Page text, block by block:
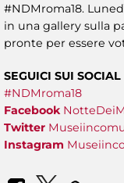
#NDMroma18.
in una gallery sulla
pronte per essere
SEGUICI SUI SOCIAL
#NDMroma18
Facebook
Twitter
Instagram